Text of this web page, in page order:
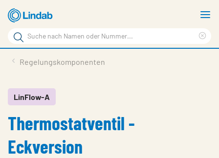
Zum
Hauptinhalt
springen
Suchbegriff
Seite
durchsuchen
Wissen & Service
Inspiration
Regelungskomponenten
LinFlow-A
Thermostatventil -
Eckversion